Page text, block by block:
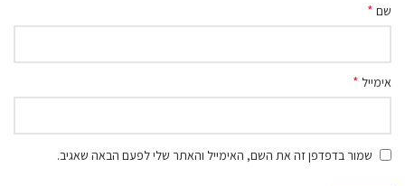
שם *
אימייל *
שמור בדפדפן זה את השם, האימייל והאתר שלי לפעם הבאה שאגיב.